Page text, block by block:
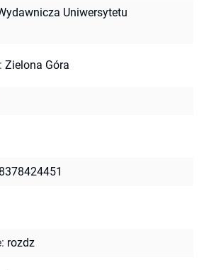
Uniwersytetu
: Zielona Góra
: rozdz